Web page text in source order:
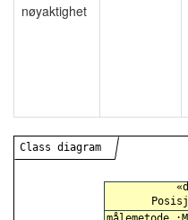
nøyaktighet